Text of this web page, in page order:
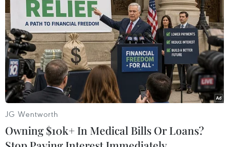
Theo dõi VietnamPlus
TIN LIÊN QUAN
JG Wentworth
Owning $10k+ In Medical Bills Or Loans?